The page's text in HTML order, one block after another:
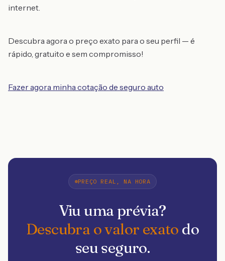
internet.
Descubra agora o preço exato para o seu perfil — é
rápido, gratuito e sem compromisso!
Fazer agora minha cotação de seguro auto
PREÇO REAL, NA HORA
Viu uma prévia?
Descubra o valor exato do
seu seguro.